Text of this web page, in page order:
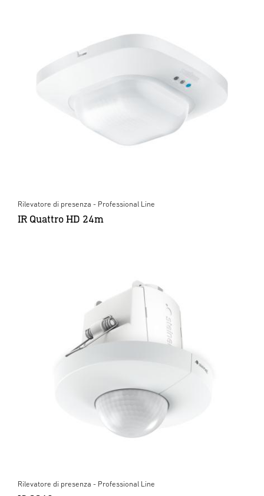
Rilevatore di presenza - Professional Line
IR Quattro HD 24m
Rilevatore di presenza - Professional Line